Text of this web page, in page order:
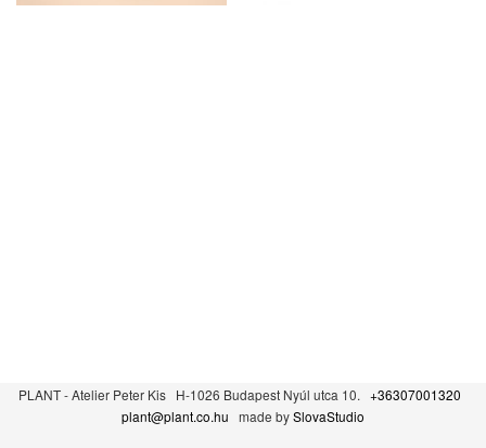
PLANT - Atelier Peter Kis H-1026 Budapest Nyúl utca 10. +36307001320
plant@plant.co.hu made bySlovaStudio